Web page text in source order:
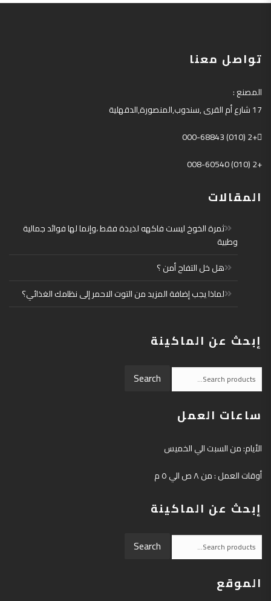
تواصل معنا
المصنع:
17شارع أم القرى,سندوب,المنصورة,الدقهلية
+2 (010) 000-68843
+2 (010) 008-60540
المقالات
ثمرة الخوخ ليست فاكهه لذيذة فقط ،وإنما لها فوائد جمالية
وطبية
هل خل التفاح أمن ؟
لماذا يجب إضافة المزيد من التوت الاحمر إلى نظامك الغذائي؟
إبحث عن الماكينة
Search
for:
Search
ساعات العمل
الأيام: من السبت الي الخميس
أوقات العمل : من ٨ ص الي ٥ م
إبحث عن الماكينة
Search
for:
Search
الموقع